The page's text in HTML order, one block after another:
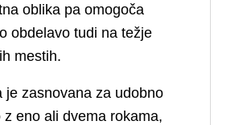
oblika pa omogoča
obdelavo tudi na težje
mestih.
je zasnovana za udobno
z eno ali dvema rokama,